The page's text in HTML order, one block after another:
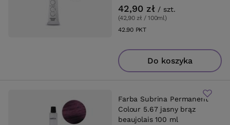
42,90 zł / szt.
(42,90 zł / 100ml)
42.90PKTpunktów
Do koszyka
Farba Subrina Permanent
Colour 5.67 jasny brąz
beaujolais 100 ml